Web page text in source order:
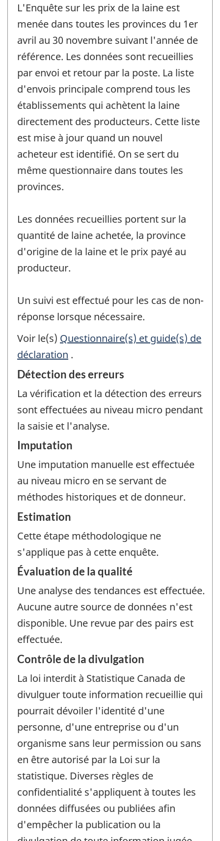
L'Enquête sur les prix de la laine est
menée dans toutes les provinces du 1er
avril au 30 novembre suivant l'année de
référence. Les données sont recueillies
par envoi et retour par la poste. La liste
d'envois principale comprend tous les
établissements qui achètent la laine
directement des producteurs. Cette liste
est mise à jour quand un nouvel
acheteur est identifié. On se sert du
même questionnaire dans toutes les
provinces.
Les données recueillies portent sur la
quantité de laine achetée, la province
d'origine de la laine et le prix payé au
producteur.
Un suivi est effectué pour les cas de non-
réponse lorsque nécessaire.
Voir le(s) Questionnaire(s) et guide(s) de
déclaration .
Détection des erreurs
La vérification et la détection des erreurs
sont effectuées au niveau micro pendant
la saisie et l'analyse.
Imputation
Une imputation manuelle est effectuée
au niveau micro en se servant de
méthodes historiques et de donneur.
Estimation
Cette étape méthodologique ne
s'applique pas à cette enquête.
Évaluation de la qualité
Une analyse des tendances est effectuée.
Aucune autre source de données n'est
disponible. Une revue par des pairs est
effectuée.
Contrôle de la divulgation
La loi interdit à Statistique Canada de
divulguer toute information recueillie qui
pourrait dévoiler l'identité d'une
personne, d'une entreprise ou d'un
organisme sans leur permission ou sans
en être autorisé par la Loi sur la
statistique. Diverses règles de
confidentialité s'appliquent à toutes les
données diffusées ou publiées afin
d'empêcher la publication ou la